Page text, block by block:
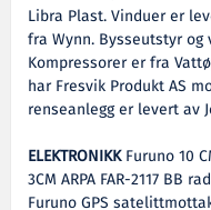
Libra Plast. Vinduer er
fra Wynn. Bysseutstyr
Kompressorer er fra
har Fresvik Produkt AS
renseanlegg er levert av
ELEKTRONIKKFuruno 10
3CM ARPA FAR-2117 BB
Furuno GPS